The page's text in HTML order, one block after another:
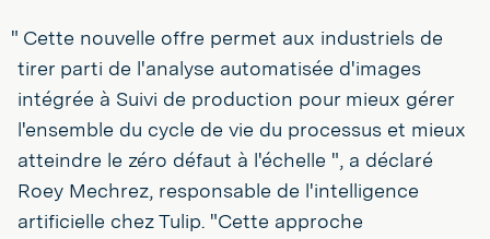
" Cette nouvelle offre permet aux industriels de
tirer parti de l'analyse automatisée d'images
intégrée à Suivi de production pour mieux gérer
l'ensemble du cycle de vie du processus et mieux
atteindre le zéro défaut à l'échelle ", a déclaré
Roey Mechrez, responsable de l'intelligence
artificielle chez Tulip. "Cette approche